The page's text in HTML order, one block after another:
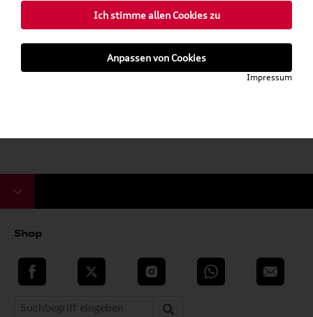
Shop
teilen Twitter Instagram WhatsApp E-Mail
Ich stimme allen Cookies zu
Anpassen von Cookies
Impressum